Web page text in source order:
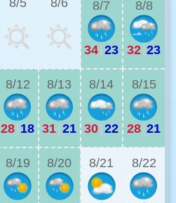
8/5 8/6 8/7
34|23
8/8
32|23
8/12
28|18
8/13
31|21
8/14
30|22
8/15
28|21
8/19 8/20 8/21 8/22